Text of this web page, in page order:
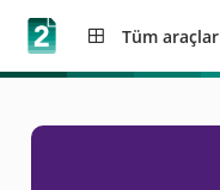
Tüm araçlar